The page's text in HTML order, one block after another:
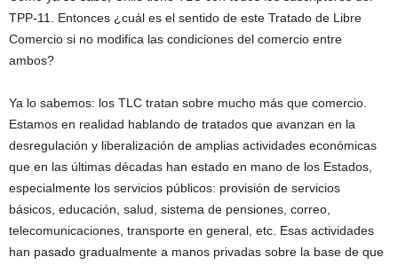
TPP-11. Entonces ¿cuál es el sentido de este Tratado de Libre
Comercio si no modifica las condiciones del comercio entre
ambos?
Ya lo sabemos: los TLC tratan sobre mucho más que comercio.
Estamos en realidad hablando de tratados que avanzan en la
desregulación y liberalización de amplias actividades económicas
que en las últimas décadas han estado en mano de los Estados,
especialmente los servicios públicos: provisión de servicios
básicos, educación, salud, sistema de pensiones, correo,
telecomunicaciones, transporte en general, etc. Esas actividades
han pasado gradualmente a manos privadas sobre la base de que